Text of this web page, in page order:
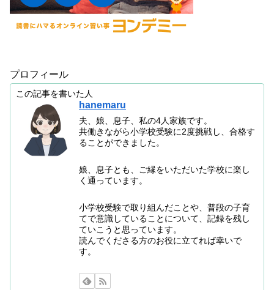
プロフィール
この記事を書いた人
hanemaru
夫、娘、息子、私の4人家族です。
共働きながら小学校受験に2度挑戦し、合格す
ることができました。
娘、息子とも、ご縁をいただいた学校に楽し
く通っています。
小学校受験で取り組んだことや、普段の子育
てで意識していることについて、記録を残し
ていこうと思っています。
読んでくださる方のお役に立てれば幸いで
す。